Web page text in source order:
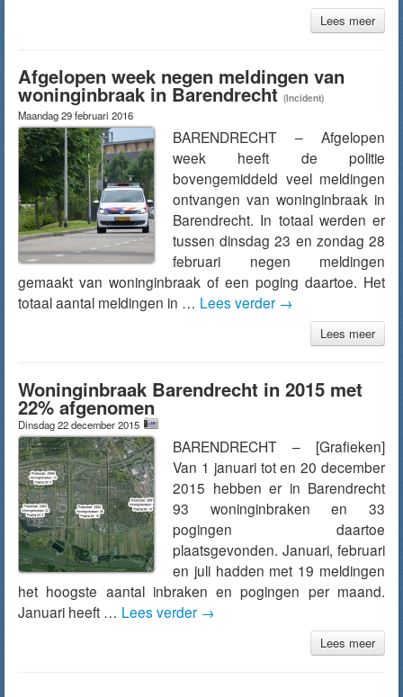
Lees meer
Afgelopen week negen meldingen van
woninginbraak in Barendrecht (Incident)
Maandag 29 februari 2016
BARENDRECHT – Afgelopen
week heeft de politie
bovengemiddeld veel meldingen
ontvangen van woninginbraak in
Barendrecht. In totaal werden er
tussen dinsdag 23 en zondag 28
februari negen meldingen
gemaakt van woninginbraak of een poging daartoe. Het
totaal aantal meldingen in … Lees verder →
Lees meer
Woninginbraak Barendrecht in 2015 met
22% afgenomen
Dinsdag 22 december 2015
BARENDRECHT – [Grafieken]
Van 1 januari tot en 20 december
2015 hebben er in Barendrecht
93 woninginbraken en 33
pogingen daartoe
plaatsgevonden. Januari, februari
en juli hadden met 19 meldingen
het hoogste aantal inbraken en pogingen per maand.
Januari heeft … Lees verder →
Lees meer